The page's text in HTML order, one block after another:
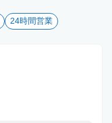
24時間営業